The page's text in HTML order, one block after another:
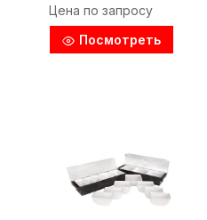
Цена по запросу
Посмотреть